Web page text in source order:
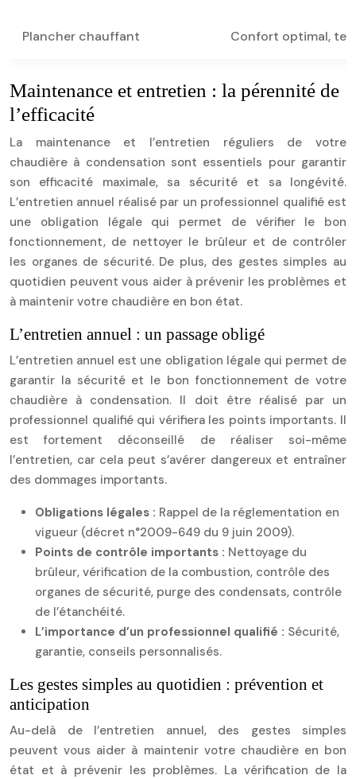
Plancher chauffant Confort optimal,
Maintenance et entretien : la pérennité de
l’efficacité
La maintenance et l’entretien réguliers de votre
chaudière à condensation sont essentiels pour garantir
son efficacité maximale, sa sécurité et sa longévité.
L’entretien annuel réalisé par un professionnel qualifié est
une obligation légale qui permet de vérifier le bon
fonctionnement, de nettoyer le brûleur et de contrôler
les organes de sécurité. De plus, des gestes simples au
quotidien peuvent vous aider à prévenir les problèmes et
à maintenir votre chaudière en bon état.
L’entretien annuel : un passage obligé
L’entretien annuel est une obligation légale qui permet de
garantir la sécurité et le bon fonctionnement de votre
chaudière à condensation. Il doit être réalisé par un
professionnel qualifié qui vérifiera les points importants. Il
est fortement déconseillé de réaliser soi-même
l’entretien, car cela peut s’avérer dangereux et entraîner
des dommages importants.
Obligations légales : Rappel de la réglementation en
vigueur (décret n°2009-649 du 9 juin 2009).
Points de contrôle importants : Nettoyage du
brûleur, vérification de la combustion, contrôle des
organes de sécurité, purge des condensats, contrôle
de l’étanchéité.
L’importance d’un professionnel qualifié : Sécurité,
garantie, conseils personnalisés.
Les gestes simples au quotidien : prévention et
anticipation
Au-delà de l’entretien annuel, des gestes simples
peuvent vous aider à maintenir votre chaudière en bon
état et à prévenir les problèmes. La vérification de la